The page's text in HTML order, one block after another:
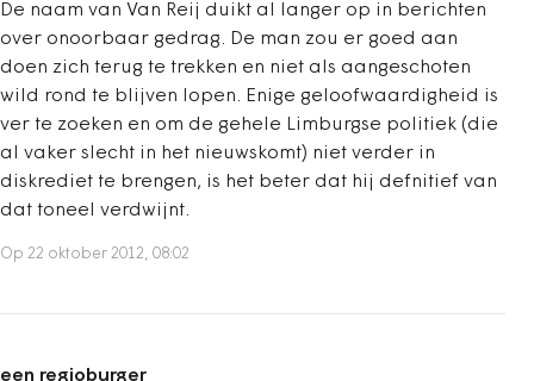
De naam van Van Reij duikt al langer op in berichten
over onoorbaar gedrag. De man zou er goed aan
doen zich terug te trekken en niet als aangeschoten
wild rond te blijven lopen. Enige geloofwaardigheid is
ver te zoeken en om de gehele Limburgse politiek (die
al vaker slecht in het nieuwskomt) niet verder in
diskrediet te brengen, is het beter dat hij defnitief van
dat toneel verdwijnt.
Op 22 oktober 2012, 08:02
een regioburger